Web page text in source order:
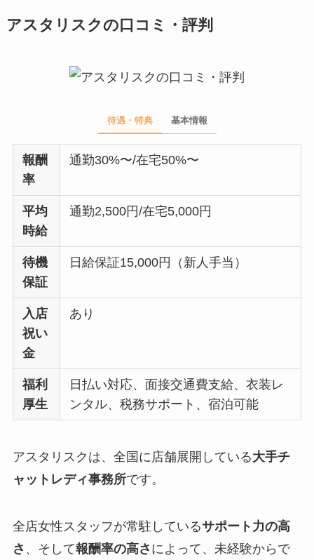
アスタリスクの口コミ・評判
待遇・特典 基本情報
報酬
率
通勤30%〜/在宅50%〜
平均
時給
通勤2,500円/在宅5,000円
待機
保証
日給保証15,000円（新人手当）
入店
祝い
金
あり
福利
厚生
日払い対応、面接交通費支給、衣装レ
ンタル、税務サポート、宿泊可能
アスタリスクは、全国に店舗展開している大手チ
ャットレディ事務所です。
全店女性スタッフが常駐しているサポート力の高
さ 、そして報酬率の高さ によって、未経験からで